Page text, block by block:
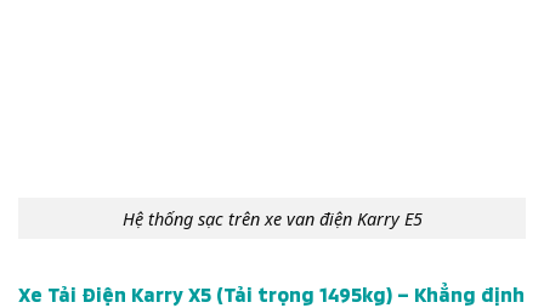
Hệ thống sạc trên xe van điện Karry E5
Xe Tải Điện Karry X5 (Tải trọng 1495kg) – Khẳng định